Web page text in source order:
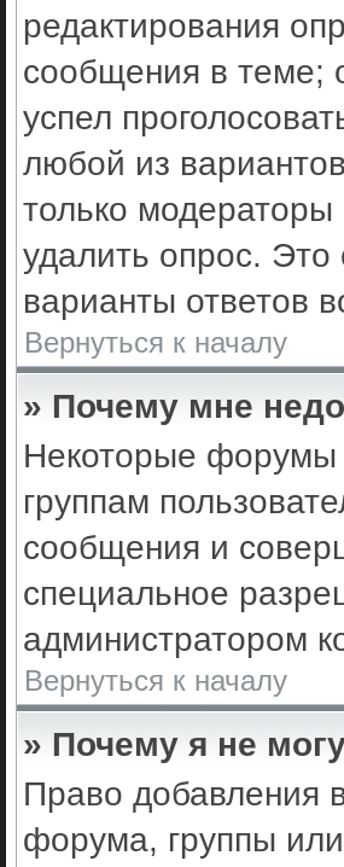
редактирования
сообщения в теме;
успел
любой из
только модераторы
удалить опрос.
варианты ответов
Вернуться к началу
» Почему мне
Некоторые форумы
группам
сообщения и
специальное
администратором
Вернуться к началу
» Почему я не
Право добавления
форума, группы